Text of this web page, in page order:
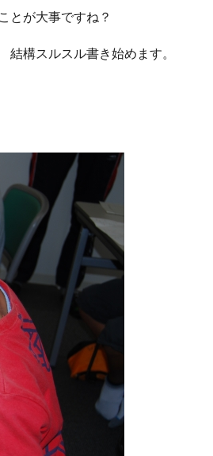
が大事ですね？
スルスル書き始めます。